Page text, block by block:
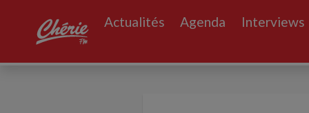
Actualités Agenda Interviews